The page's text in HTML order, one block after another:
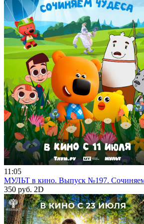
11:05
МУЛЬТ в кино. Выпуск №197.
350 руб. 2D